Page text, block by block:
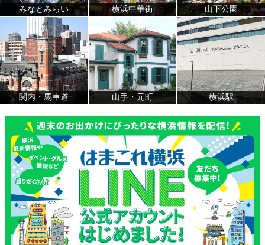
みなとみらい 横浜中華街 山下公園
関内・馬車道 山手・元町 横浜駅